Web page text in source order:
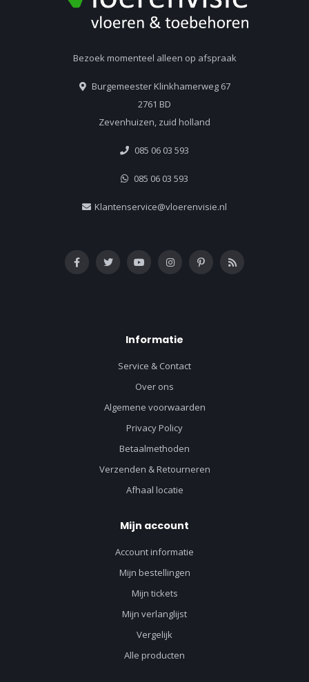
Bezoek momenteel alleen op afspraak
Burgemeester Klinkhamerweg 67
2761 BD
Zevenhuizen, zuid holland
085 06 03 593
085 06 03 593
Klantenservice@vloerenvisie.nl
Informatie
Service & Contact
Over ons
Algemene voorwaarden
Privacy Policy
Betaalmethoden
Verzenden & Retourneren
Afhaal locatie
Mijn account
Account informatie
Mijn bestellingen
Mijn tickets
Mijn verlanglijst
Vergelijk
Alle producten